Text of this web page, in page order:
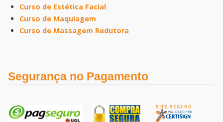
Curso de Estética Facial
Curso de Maquiagem
Curso de Massagem Redutora
Segurança no Pagamento